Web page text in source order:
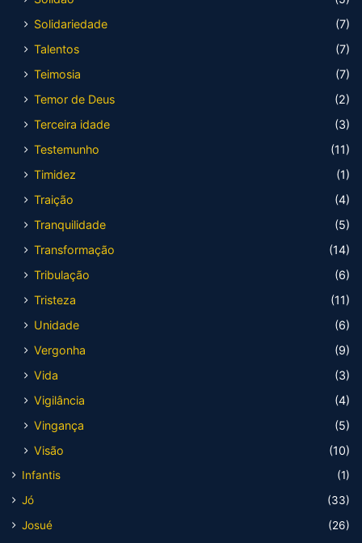
Solidariedade
(7)
Talentos
(7)
Teimosia
(7)
Temor de Deus
(2)
Terceira idade
(3)
Testemunho
(11)
Timidez
(1)
Traição
(4)
Tranquilidade
(5)
Transformação
(14)
Tribulação
(6)
Tristeza
(11)
Unidade
(6)
Vergonha
(9)
Vida
(3)
Vigilância
(4)
Vingança
(5)
Visão
(10)
Infantis
(1)
Jó
(33)
Josué
(26)